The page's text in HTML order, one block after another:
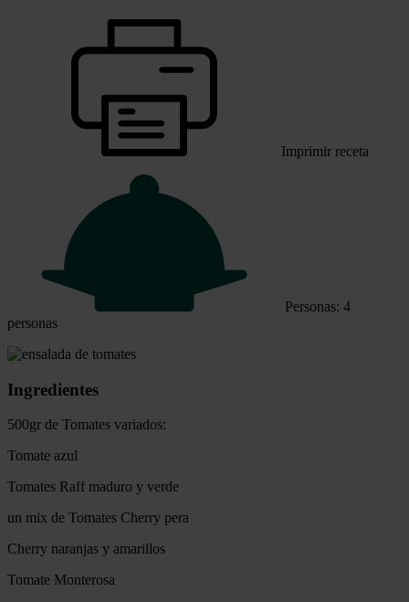
Imprimir receta
Personas: 4
personas
Ingredientes
500gr de Tomates variados:
Tomate azul
Tomates Raff maduro y verde
un mix de Tomates Cherry pera
Cherry naranjas y amarillos
Tomate Monterosa